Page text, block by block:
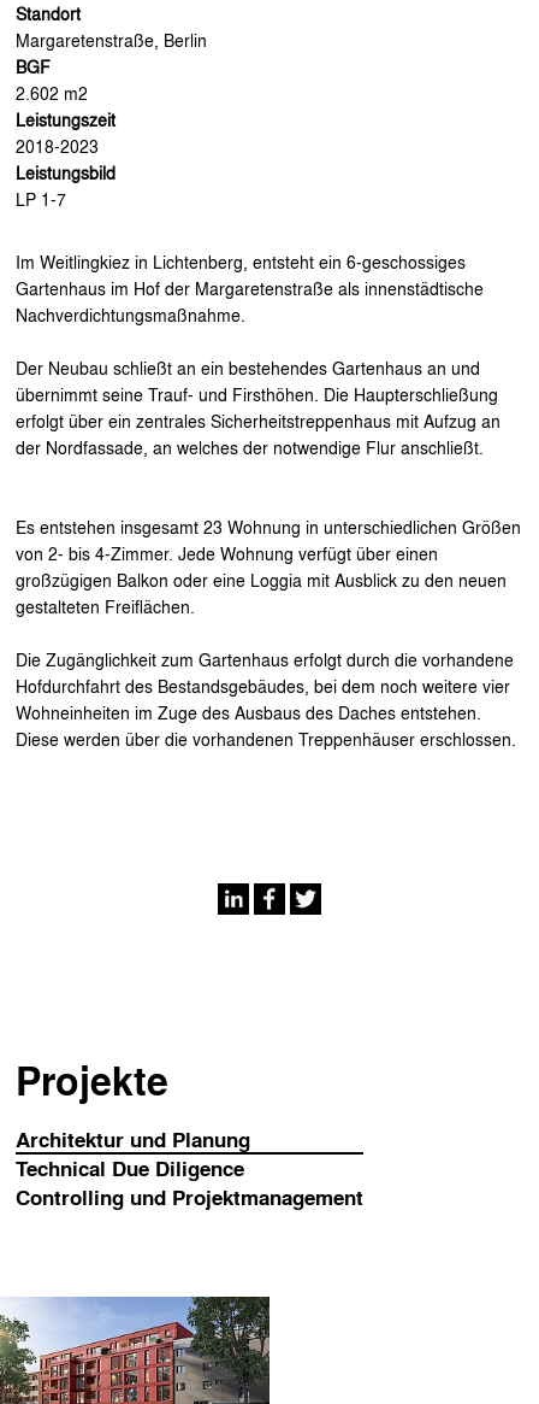
Standort
Margaretenstraße, Berlin
BGF
2.602 m2
Leistungszeit
2018-2023
Leistungsbild
LP 1-7
Im Weitlingkiez in Lichtenberg, entsteht ein 6-geschossiges
Gartenhaus im Hof der Margaretenstraße als innenstädtische
Nachverdichtungsmaßnahme.
Der Neubau schließt an ein bestehendes Gartenhaus an und
übernimmt seine Trauf- und Firsthöhen. Die Haupterschließung
erfolgt über ein zentrales Sicherheitstreppenhaus mit Aufzug an
der Nordfassade, an welches der notwendige Flur anschließt.
Es entstehen insgesamt 23 Wohnung in unterschiedlichen Größen
von 2- bis 4-Zimmer. Jede Wohnung verfügt über einen
großzügigen Balkon oder eine Loggia mit Ausblick zu den neuen
gestalteten Freiflächen.
Die Zugänglichkeit zum Gartenhaus erfolgt durch die vorhandene
Hofdurchfahrt des Bestandsgebäudes, bei dem noch weitere vier
Wohneinheiten im Zuge des Ausbaus des Daches entstehen.
Diese werden über die vorhandenen Treppenhäuser erschlossen.
Projekte
Architektur und Planung
Technical Due Diligence
Controlling und Projektmanagement